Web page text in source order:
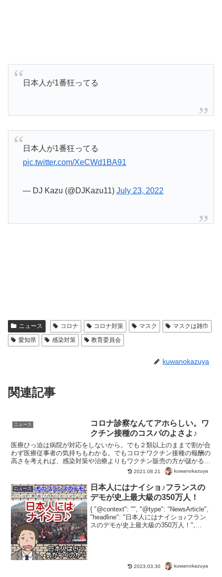
日本人が1番狂ってる
日本人が1番狂ってる
pic.twitter.com/XeCWd1BA91
— DJ Kazu (@DJKazu11) July 23, 2022
ニュース コロナ コロナ対策 マスク
マスクは雑巾
愛知県
感染対策 教育委員会
kuwanokazuya
関連記事
ニュース
コロナ診察なんてアホらしい。ワ
クチン接種のコスパのよさよ♪
医療ひっ迫は病院が対応をしないから。でも２類以上のままで割が合
わず医療従事者の気持ちもわかる。でもコロナワクチン接種の報酬の
高さを考えれば、感染対策や治療よりもワクチン販売の方が儲かる
よ。病院や医療従事者、政治家よりも上の誰かが、こうなるよ...
2021.08.21 kuwanokazuya
ニュース
日本人にはナイショ♪フランスの
デモが史上最大級の350万人！
{ "@context": "", "@type": "NewsArticle",
"headline": "日本人にはナイショ♪フラン
スのデモが史上最大級の350万人！",
2023.03.30 kuwanokazuya